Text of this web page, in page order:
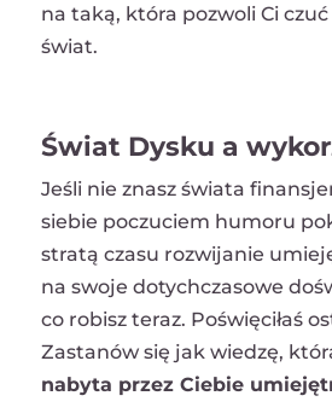
na taką, która pozwoli Ci
świat.
Świat Dysku a
Jeśli nie znasz świata
siebie poczuciem humoru
stratą czasu rozwijanie
na swoje dotychczasowe
co robisz teraz. Poświęciłaś
Zastanów się jak wiedzę,
nabyta przez Ciebie